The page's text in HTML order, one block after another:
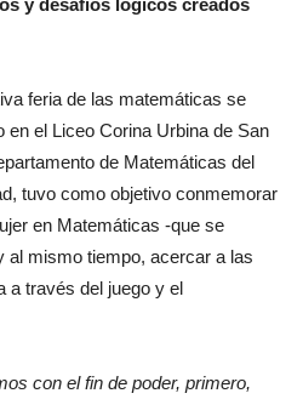
feria de las matemáticas se
el Liceo Corina Urbina de San
de Matemáticas del
tuvo como objetivo conmemorar
en Matemáticas -que se
al mismo tiempo, acercar a las
a través del juego y el
con el fin de poder, primero,